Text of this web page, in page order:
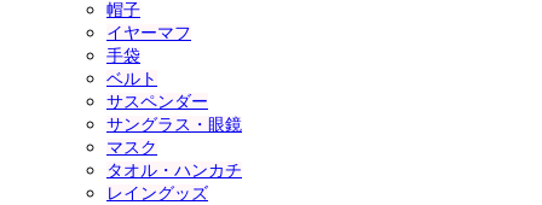
帽子
イヤーマフ
手袋
ベルト
サスペンダー
サングラス・眼鏡
マスク
タオル・ハンカチ
レイングッズ